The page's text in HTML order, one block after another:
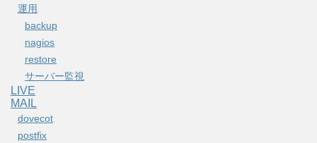
運用
backup
nagios
restore
サーバー監視
LIVE
MAIL
dovecot
postfix